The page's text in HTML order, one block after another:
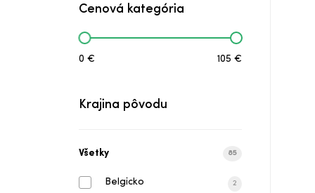
Vodka Prasiatko
Bialy Bocian Vodka
Czechoslovakia Vodka Mini Set
Cenová kategória
0 € 105 €
Krajina pôvodu
Všetky 85
Belgicko 2